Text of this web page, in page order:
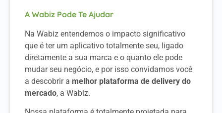
A Wabiz Pode Te Ajudar
Na Wabiz entendemos o impacto significativo
que é ter um aplicativo totalmente seu, ligado
diretamente a sua marca e o quanto ele pode
mudar seu negócio, e por isso convidamos você
a descobrir a melhor plataforma de delivery do
mercado, a Wabiz.